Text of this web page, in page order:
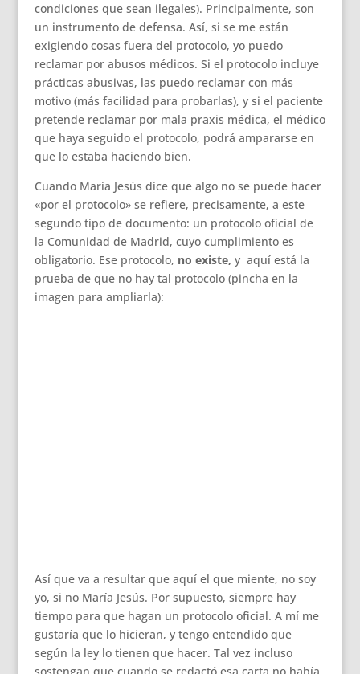
condiciones que sean ilegales). Principalmente, son
un instrumento de defensa. Así, si se me están
exigiendo cosas fuera del protocolo, yo puedo
reclamar por abusos médicos. Si el protocolo incluye
prácticas abusivas, las puedo reclamar con más
motivo (más facilidad para probarlas), y si el paciente
pretende reclamar por mala praxis médica, el médico
que haya seguido el protocolo, podrá ampararse en
que lo estaba haciendo bien.
Cuando María Jesús dice que algo no se puede hacer
«por el protocolo» se refiere, precisamente, a este
segundo tipo de documento: un protocolo oficial de
la Comunidad de Madrid, cuyo cumplimiento es
obligatorio. Ese protocolo, no existe, y aquí está la
prueba de que no hay tal protocolo (pincha en la
imagen para ampliarla):
Así que va a resultar que aquí el que miente, no soy
yo, si no María Jesús. Por supuesto, siempre hay
tiempo para que hagan un protocolo oficial. A mí me
gustaría que lo hicieran, y tengo entendido que
según la ley lo tienen que hacer. Tal vez incluso